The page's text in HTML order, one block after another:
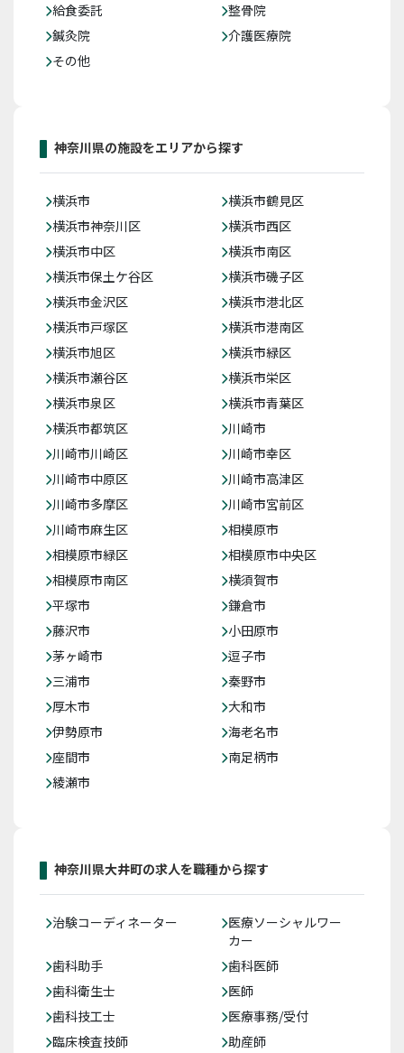
給食委託
整骨院
鍼灸院
介護医療院
その他
神奈川県の施設をエリアから探す
横浜市
横浜市鶴見区
横浜市神奈川区
横浜市西区
横浜市中区
横浜市南区
横浜市保土ケ谷区
横浜市磯子区
横浜市金沢区
横浜市港北区
横浜市戸塚区
横浜市港南区
横浜市旭区
横浜市緑区
横浜市瀬谷区
横浜市栄区
横浜市泉区
横浜市青葉区
横浜市都筑区
川崎市
川崎市川崎区
川崎市幸区
川崎市中原区
川崎市高津区
川崎市多摩区
川崎市宮前区
川崎市麻生区
相模原市
相模原市緑区
相模原市中央区
相模原市南区
横須賀市
平塚市
鎌倉市
藤沢市
小田原市
茅ヶ崎市
逗子市
三浦市
秦野市
厚木市
大和市
伊勢原市
海老名市
座間市
南足柄市
綾瀬市
神奈川県大井町の求人を職種から探す
治験コーディネーター
医療ソーシャルワー
カー
歯科助手
歯科医師
歯科衛生士
医師
歯科技工士
医療事務/受付
臨床検査技師
助産師